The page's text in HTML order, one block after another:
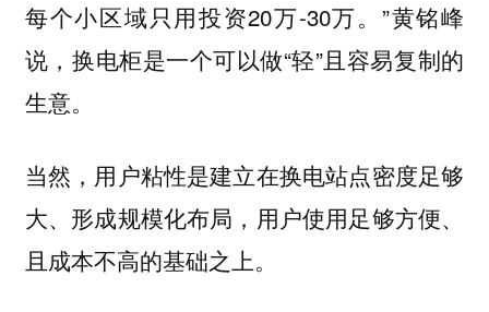
每个小区域只用投资20万-30万。”黄铭峰
说，换电柜是一个可以做“轻”且容易复制的
生意。
当然，用户粘性是建立在换电站点密度足够
大、形成规模化布局，用户使用足够方便、
且成本不高的基础之上。